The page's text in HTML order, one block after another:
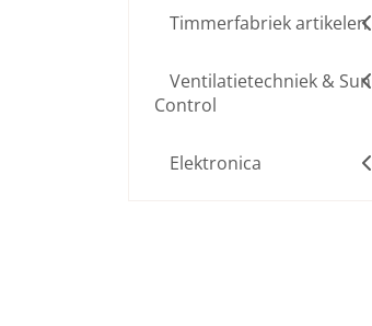
Timmerfabriek artikelen
Ventilatietechniek & Sun
Control
Elektronica